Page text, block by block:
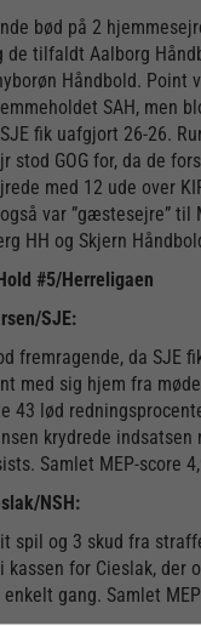
bød på 2
de tilfaldt Aalborg
Håndbold. Point
SAH, men
fik uafgjort 26-26.
stod GOG for, da de
med 12 ude over
var ”gæstesejre” til
HH og Skjern
#5/Herreligaen
SJE:
fremragende, da SJE
med sig hjem fra
43 lød
krydrede indsatsen
Samlet MEP-score
NSH:
spil og 3 skud fra
kassen for Cieslak, der
gang. Samlet